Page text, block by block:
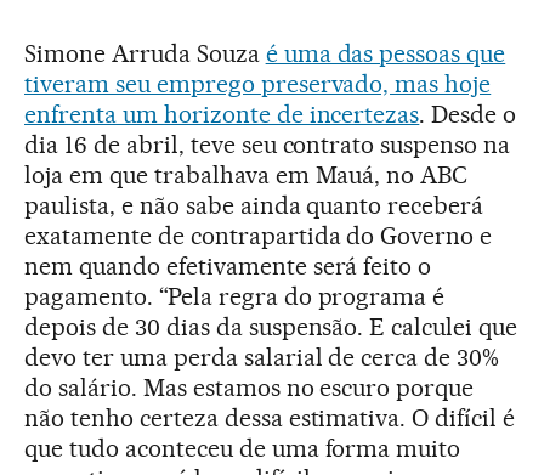
Simone Arruda Souza é uma das pessoas que
tiveram seu emprego preservado, mas hoje
enfrenta um horizonte de incertezas. Desde o
dia 16 de abril, teve seu contrato suspenso na
loja em que trabalhava em Mauá, no ABC
paulista, e não sabe ainda quanto receberá
exatamente de contrapartida do Governo e
nem quando efetivamente será feito o
pagamento. “Pela regra do programa é
depois de 30 dias da suspensão. E calculei que
devo ter uma perda salarial de cerca de 30%
do salário. Mas estamos no escuro porque
não tenho certeza dessa estimativa. O difícil é
que tudo aconteceu de uma forma muito